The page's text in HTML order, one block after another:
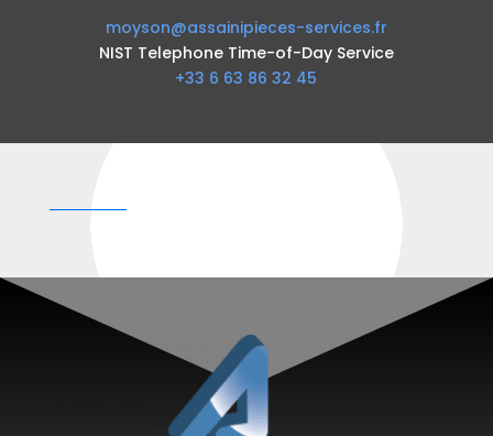
moyson@assainipieces-services.fr
NIST Telephone Time-of-Day Service
+33 6 63 86 32 45